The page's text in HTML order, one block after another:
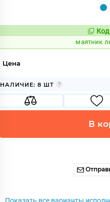
маятник
Цена
НАЛИЧИЕ: 8 ШТ
В
Показать все варианты